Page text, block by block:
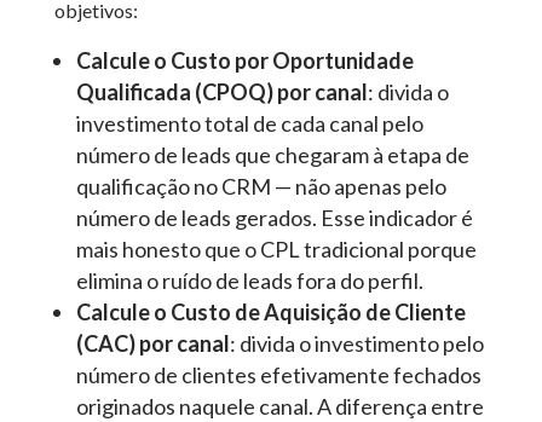
objetivos:
Calcule o Custo por Oportunidade
Qualificada (CPOQ) por canal: divida o
investimento total de cada canal pelo
número de leads que chegaram à etapa de
qualificação no CRM — não apenas pelo
número de leads gerados. Esse indicador é
mais honesto que o CPL tradicional porque
elimina o ruído de leads fora do perfil.
Calcule o Custo de Aquisição de Cliente
(CAC) por canal: divida o investimento pelo
número de clientes efetivamente fechados
originados naquele canal. A diferença entre